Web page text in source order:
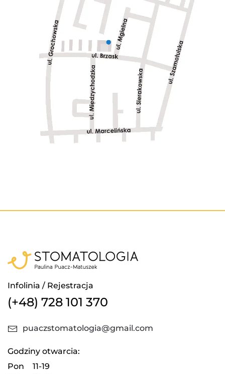
Infolinia / Rejestracja
(+48) 728 101 370
puaczstomatologia@gmail.com
Godziny otwarcia:
Pon
11-19